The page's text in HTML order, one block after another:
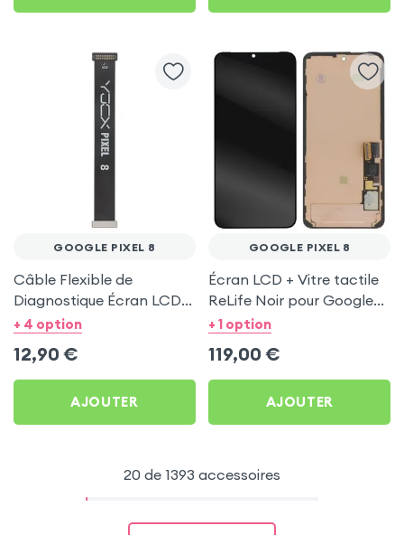
GOOGLE PIXEL 8
Câble Flexible de
Diagnostique Écran LCD
pour Google Pixel 8
+ 4 option
12,90 €
AJOUTER
GOOGLE PIXEL 8
Écran LCD + Vitre tactile
ReLife Noir pour Google
Pixel 8
+ 1 option
119,00 €
AJOUTER
20 de 1393 accessoires